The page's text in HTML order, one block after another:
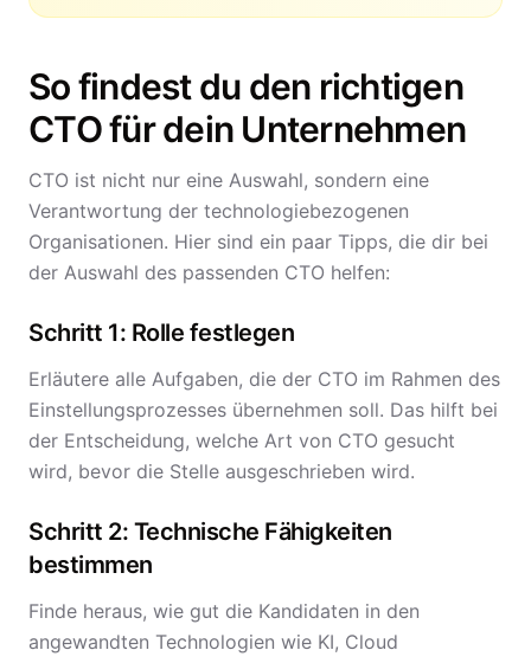
So findest du den richtigen
CTO für dein Unternehmen
CTO ist nicht nur eine Auswahl, sondern eine
Verantwortung der technologiebezogenen
Organisationen. Hier sind ein paar Tipps, die dir bei
der Auswahl des passenden CTO helfen:
Schritt 1: Rolle festlegen
Erläutere alle Aufgaben, die der CTO im Rahmen des
Einstellungsprozesses übernehmen soll. Das hilft bei
der Entscheidung, welche Art von CTO gesucht
wird, bevor die Stelle ausgeschrieben wird.
Schritt 2: Technische Fähigkeiten
bestimmen
Finde heraus, wie gut die Kandidaten in den
angewandten Technologien wie KI, Cloud